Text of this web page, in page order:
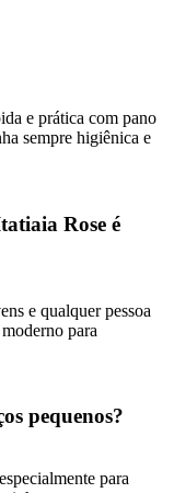
e prática com pano
sempre higiênica e
Rose é
e qualquer pessoa
para
pequenos?
para